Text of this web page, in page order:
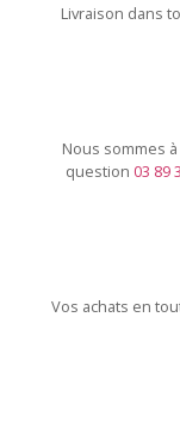
Livraison dans
Nous sommes
question 03 89
Vos achats en